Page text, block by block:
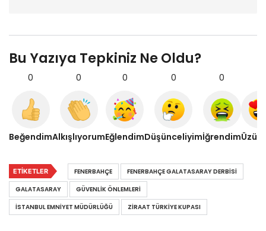
Bu Yazıya Tepkiniz Ne Oldu?
0
Beğendim
0
Alkışlıyorum
0
Eğlendim
0
Düşünceliyim
0
İğrendim
ETIKETLER FENERBAHÇE
FENERBAHÇE GALATASARAY DERBISI
GALATASARAY
GÜVENLIK ÖNLEMLERI
İSTANBUL EMNIYET MÜDÜRLÜĞÜ
ZIRAAT TÜRKIYE KUPASI